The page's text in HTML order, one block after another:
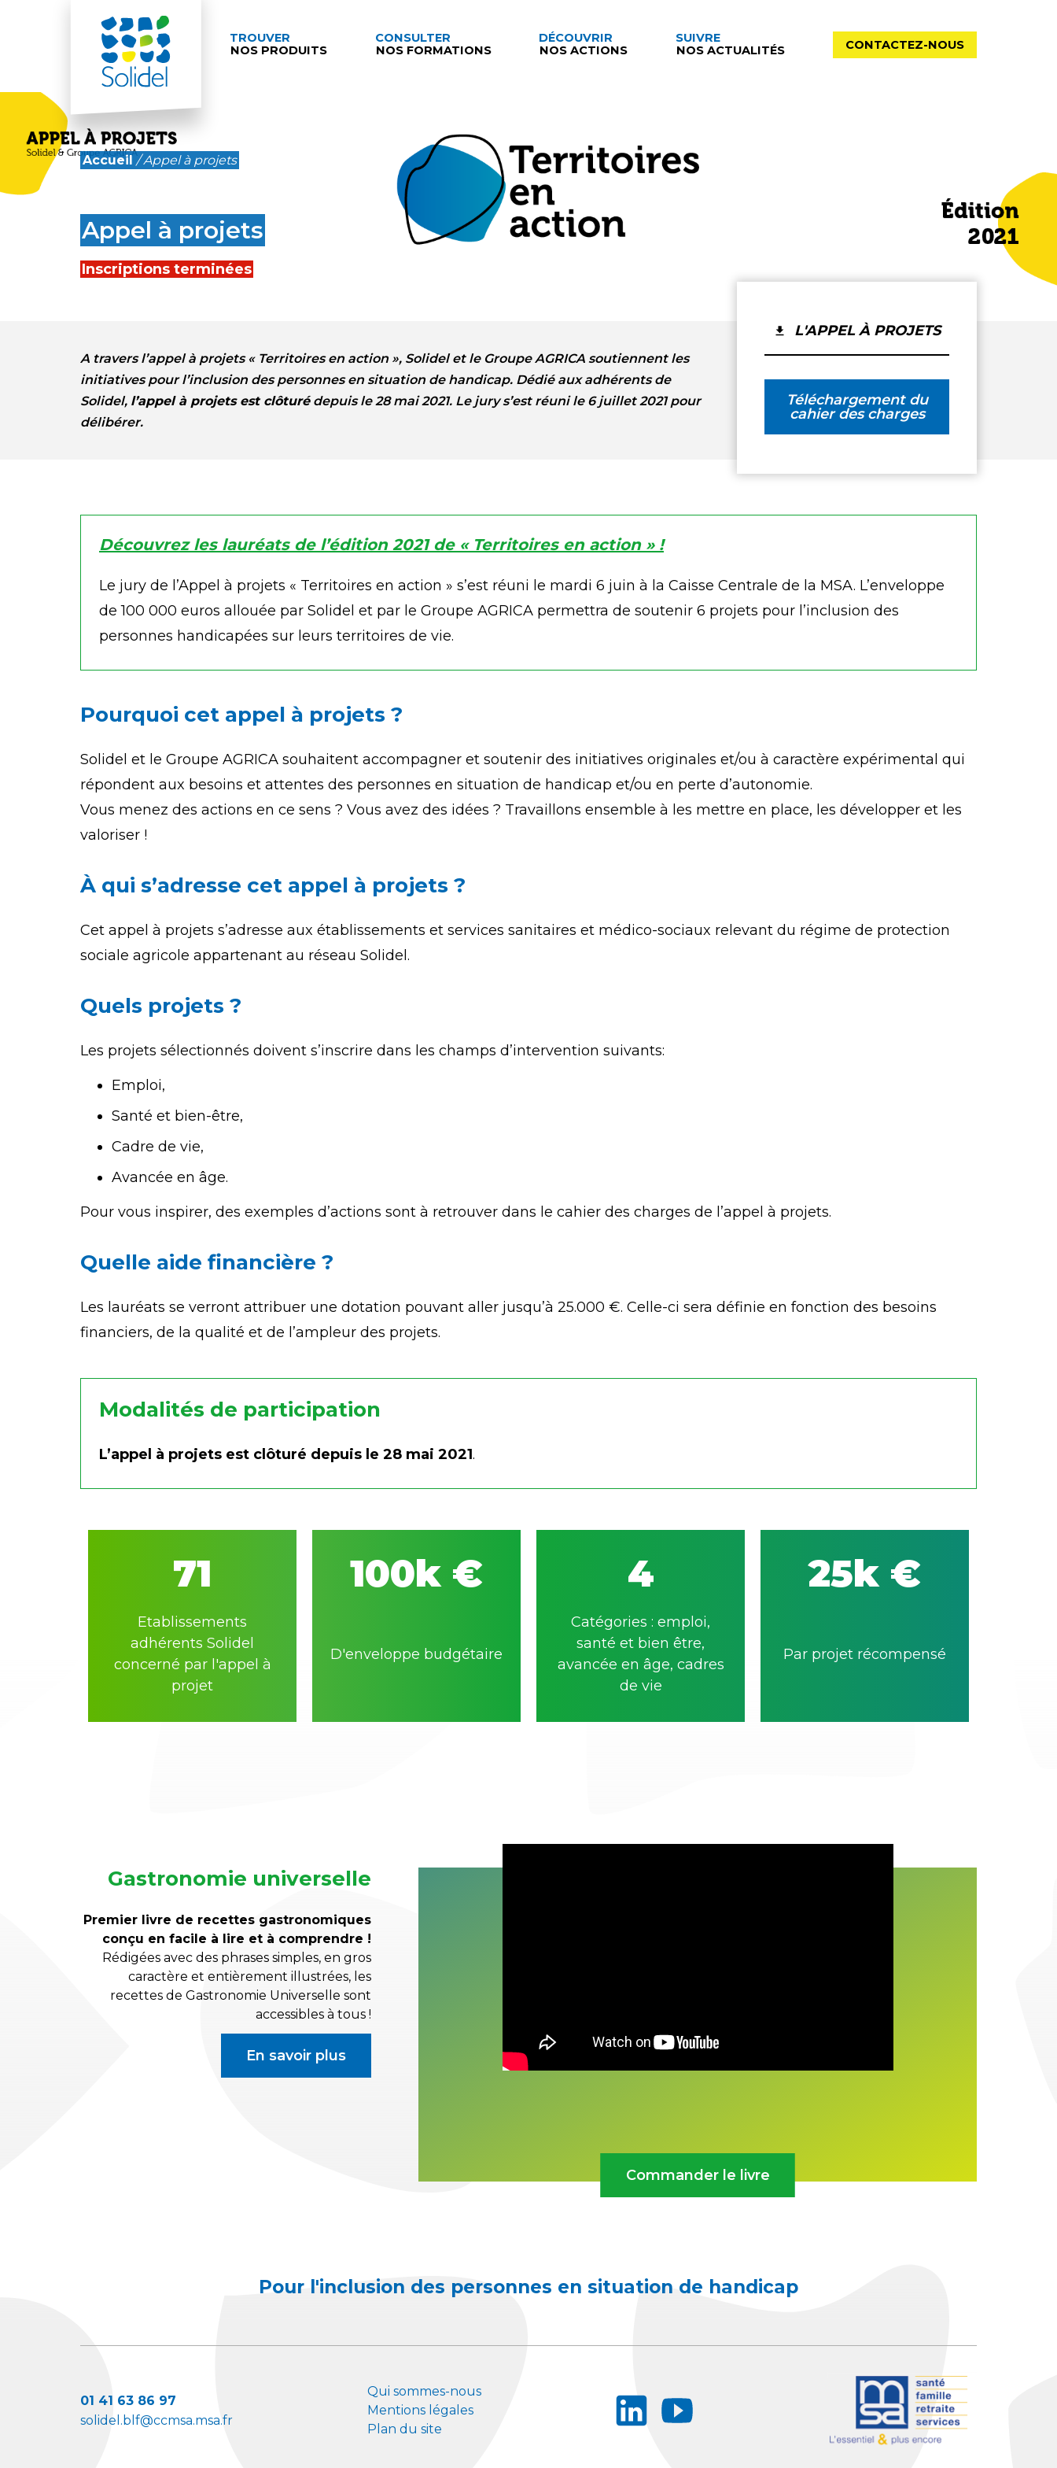
TROUVER
NOS PRODUITS
CONSULTER
NOS FORMATIONS
DÉCOUVRIR
NOS ACTIONS
SUIVRE
NOS ACTUALITÉS
CONTACTEZ-NOUS
Accueil /Appel à projets
Appel à projets
Inscriptions terminées
A travers l’appel à projets « Territoires en action », Solidel et le Groupe AGRICA soutiennent les
initiatives pour l’inclusion des personnes en situation de handicap. Dédié aux adhérents de
Solidel, l’appel à projets est clôturédepuis le 28 mai 2021. Le jury s’est réuni le 6 juillet 2021 pour
délibérer.
L'APPEL À PROJETS
Téléchargement du
cahier des charges
Découvrez les lauréats de l’édition 2021 de « Territoires en action » !
Le jury de l’Appel à projets « Territoires en action » s’est réuni le mardi 6 juin à la Caisse Centrale de la MSA. L’enveloppe
de 100 000 euros allouée par Solidel et par le Groupe AGRICA permettra de soutenir 6 projets pour l’inclusion des
personnes handicapées sur leurs territoires de vie.
Pourquoi cet appel à projets ?
Solidel et le Groupe AGRICA souhaitent accompagner et soutenir des initiatives originales et/ou à caractère expérimental qui
répondent aux besoins et attentes des personnes en situation de handicap et/ou en perte d’autonomie.
Vous menez des actions en ce sens ? Vous avez des idées ? Travaillons ensemble à les mettre en place, les développer et les
valoriser !
À qui s’adresse cet appel à projets ?
Cet appel à projets s’adresse aux établissements et services sanitaires et médico-sociaux relevant du régime de protection
sociale agricole appartenant au réseau Solidel.
Quels projets ?
Les projets sélectionnés doivent s’inscrire dans les champs d’intervention suivants:
Emploi,
Santé et bien-être,
Cadre de vie,
Avancée en âge.
Pour vous inspirer, des exemples d’actions sont à retrouver dans le cahier des charges de l’appel à projets.
Quelle aide financière ?
Les lauréats se verront attribuer une dotation pouvant aller jusqu’à 25.000 €. Celle-ci sera définie en fonction des besoins
financiers, de la qualité et de l’ampleur des projets.
Modalités de participation
L’appel à projets est clôturé depuis le 28 mai 2021.
71
Etablissements
adhérents Solidel
concerné par l'appel à
projet
100k €
D'enveloppe budgétaire
4
Catégories : emploi,
santé et bien être,
avancée en âge, cadres
de vie
25k €
Par projet récompensé
Gastronomie universelle
Premier livre de recettes gastronomiques
conçu en facile à lire et à comprendre !
Rédigées avec des phrases simples, en gros
caractère et entièrement illustrées, les
recettes de Gastronomie Universelle sont
accessibles à tous !
En savoir plus
Commander le livre
Pour l'inclusion des personnes en situation de handicap
01 41 63 86 97
solidel.blf@ccmsa.msa.fr
Qui sommes-nous
Mentions légales
Plan du site
linkedinyoutube